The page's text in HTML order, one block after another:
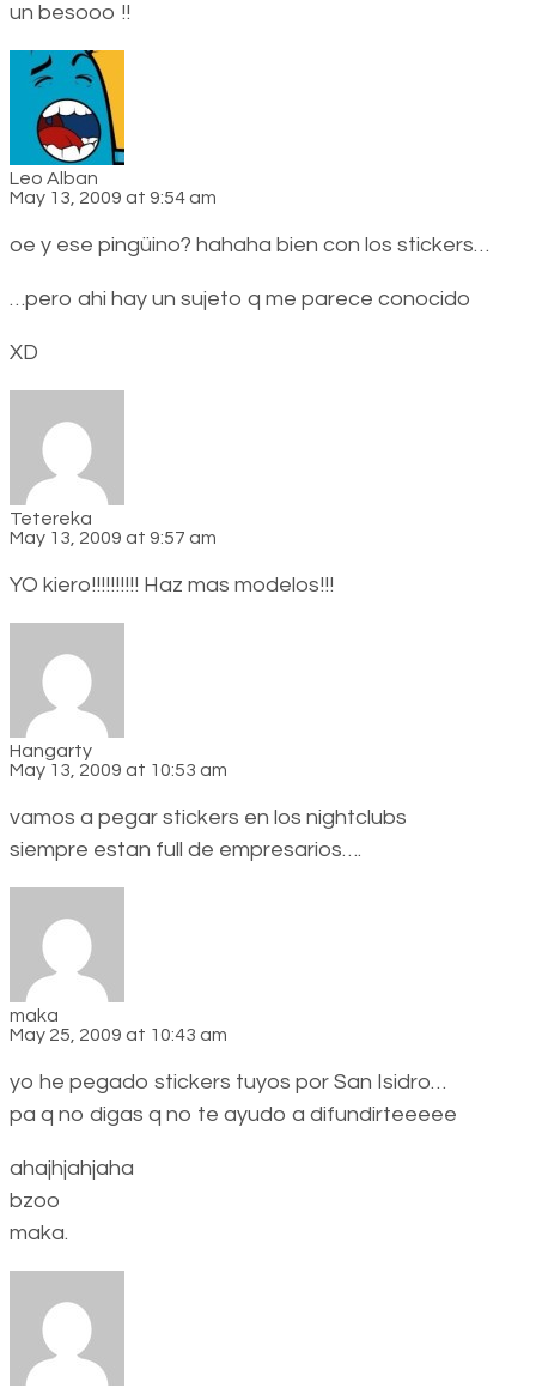
un besooo !!
Leo Alban
May 13, 2009 at 9:54 am
oe y ese pingüino? hahaha bien con los stickers…
…pero ahi hay un sujeto q me parece conocido
XD
Tetereka
May 13, 2009 at 9:57 am
YO kiero!!!!!!!!!! Haz mas modelos!!!
Hangarty
May 13, 2009 at 10:53 am
vamos a pegar stickers en los nightclubs
siempre estan full de empresarios….
maka
May 25, 2009 at 10:43 am
yo he pegado stickers tuyos por San Isidro…
pa q no digas q no te ayudo a difundirteeeee
ahajhjahjaha
bzoo
maka.